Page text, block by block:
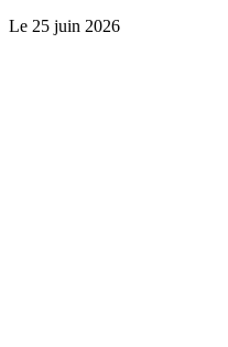
Le 25 juin 2026